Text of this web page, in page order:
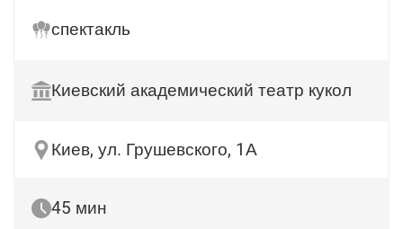
спектакль
Киевский академический театр кукол
Киев, ул. Грушевского, 1А
45 мин